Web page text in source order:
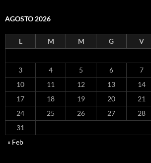
AGOSTO 2026
L M M G V
3
4 5 6 7
10
11 12 13 14
17
18 19 20 21
24
25 26 27 28
31
« Feb